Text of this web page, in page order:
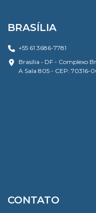
BRASÍLIA
+55 61 3686-7781
Brasília • DF - Complexo
A Sala 805 - CEP: 70316-
CONTATO